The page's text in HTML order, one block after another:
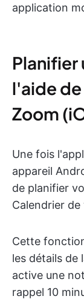
application
Planifier
l'aide
Zoom
Une fois
appareil
de planifier
Calendrier
Cette
les détails de
active une
rappel 10